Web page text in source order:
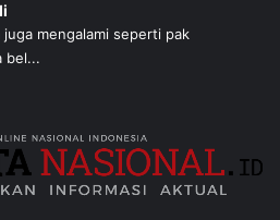
juga mengalami seperti pak
bel...